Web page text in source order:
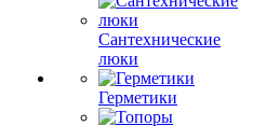
Сантехнические
люки
Герметики